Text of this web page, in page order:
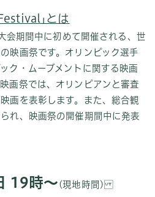
｣とは
会期間中に初めて開催される、世
映画祭です。オリンピック選手
ク・ムーブメントに関する映画
画祭では、オリンピアンと審査
画を表彰します。また、総合観
れ、映画祭の開催期間中に発表
19時〜(現地時間)